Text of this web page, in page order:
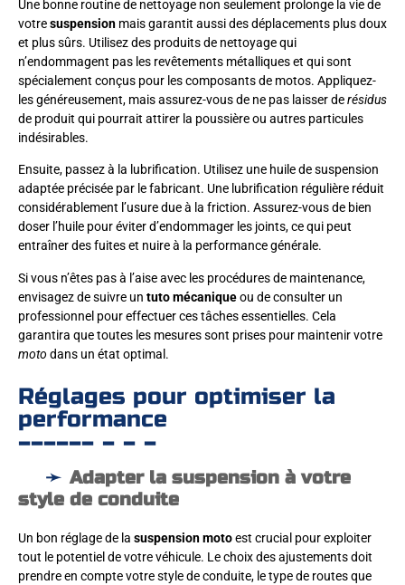
Une bonne routine de nettoyage non seulement prolonge la vie de
votresuspension mais garantit aussi des déplacements plus doux
et plus sûrs. Utilisez des produits de nettoyage qui
n’endommagent pas les revêtements métalliques et qui sont
spécialement conçus pour les composants de motos. Appliquez-
les généreusement, mais assurez-vous de ne pas laisser derésidus
de produit qui pourrait attirer la poussière ou autres particules
indésirables.
Ensuite, passez à la lubrification. Utilisez une huile de suspension
adaptée précisée par le fabricant. Une lubrification régulière réduit
considérablement l’usure due à la friction. Assurez-vous de bien
doser l’huile pour éviter d’endommager les joints, ce qui peut
entraîner des fuites et nuire à la performance générale.
Si vous n’êtes pas à l’aise avec les procédures de maintenance,
envisagez de suivre un tuto mécaniqueou de consulter un
professionnel pour effectuer ces tâches essentielles. Cela
garantira que toutes les mesures sont prises pour maintenir votre
moto dans un état optimal.
Réglages pour optimiser la
performance
Adapter la suspension à votre
style de conduite
Un bon réglage de la suspension motoest crucial pour exploiter
tout le potentiel de votre véhicule. Le choix des ajustements doit
prendre en compte votre style de conduite, le type de routes que